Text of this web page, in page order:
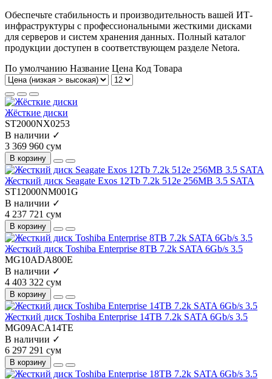
Обеспечьте стабильность и производительность вашей ИТ-
инфраструктуры с профессиональными жесткими дисками
для серверов и систем хранения данных. Полный каталог
продукции доступен в соответствующем разделе Netora.
По умолчанию Название Цена Код Товара
Жёсткие диски
ST2000NX0253
В наличии ✓
3 369 960 сум
В корзину
Жесткий диск Seagate Exos 12Tb 7.2k 512e 256MB 3.5 SATA
ST12000NM001G
В наличии ✓
4 237 721 сум
В корзину
Жесткий диск Toshiba Enterprise 8TB 7.2k SATA 6Gb/s 3.5
MG10ADA800E
В наличии ✓
4 403 322 сум
В корзину
Жесткий диск Toshiba Enterprise 14TB 7.2k SATA 6Gb/s 3.5
MG09ACA14TE
В наличии ✓
6 297 291 сум
В корзину